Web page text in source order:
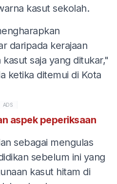
kasut sekolah.
daripada kerajaan
saja yang ditukar,"
ketika ditemui di Kota
ADS
aspek peperiksaan
sebagai mengulas
sebelum ini yang
kasut hitam di